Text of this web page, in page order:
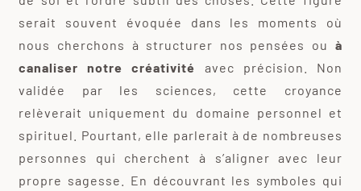
serait souvent évoquée dans les moments où
nous cherchons à structurer nos pensées ou à
canaliser notre créativité
avec précision. Non
validée par les sciences, cette croyance
relèverait uniquement du domaine personnel et
spirituel. Pourtant, elle parlerait à de nombreuses
personnes qui cherchent à s’aligner avec leur
propre sagesse. En découvrant les symboles qui